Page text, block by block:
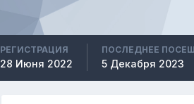
РЕГИСТРАЦИЯ
28 Июня 2022
ПОСЛЕДНЕЕ
5 Декабря 2023